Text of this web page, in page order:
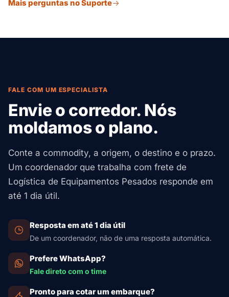
importação do país de destino.
em canteiros de obras, minas e zonas de construção.
Mais perguntas no Suporte
FALE COM UM ESPECIALISTA
Envie o corredor. Nós
moldamos o plano.
Conte a commodity, a origem, o destino e o prazo.
Um coordenador que trabalha com frete de
Logística de Equipamentos Pesados responde em
até 1 dia útil.
Resposta em até 1 dia útil
De um coordenador, não de uma resposta automática.
Prefere WhatsApp?
Fale direto com o time
Pronto para cotar um embarque?